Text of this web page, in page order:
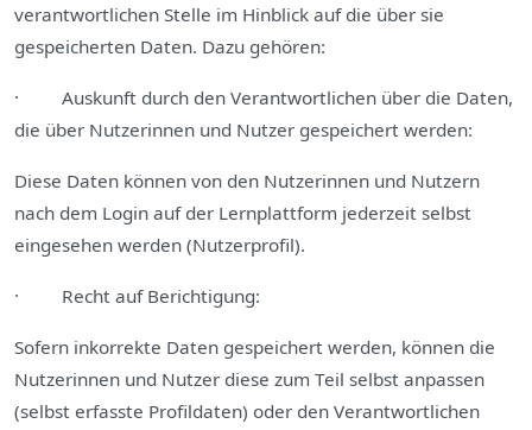
verantwortlichen Stelle im Hinblick auf die über sie
gespeicherten Daten. Dazu gehören:
· Auskunft durch den Verantwortlichen über die Daten,
die über Nutzerinnen und Nutzer gespeichert werden:
Diese Daten können von den Nutzerinnen und Nutzern
nach dem Login auf der Lernplattform jederzeit selbst
eingesehen werden (Nutzerprofil).
· Recht auf Berichtigung:
Sofern inkorrekte Daten gespeichert werden, können die
Nutzerinnen und Nutzer diese zum Teil selbst anpassen
(selbst erfasste Profildaten) oder den Verantwortlichen